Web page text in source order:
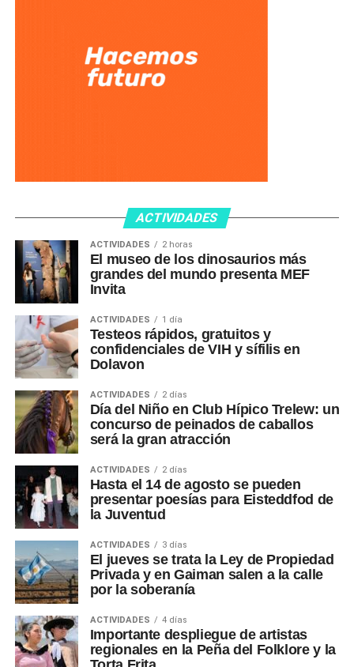
ACTIVIDADES
ACTIVIDADES 2 horas
El museo de los dinosaurios más
grandes del mundo presenta MEF
Invita
ACTIVIDADES 1 día
Testeos rápidos, gratuitos y
confidenciales de VIH y sífilis en
Dolavon
ACTIVIDADES 2 días
Día del Niño en Club Hípico Trelew: un
concurso de peinados de caballos
será la gran atracción
ACTIVIDADES 2 días
Hasta el 14 de agosto se pueden
presentar poesías para Eisteddfod de
la Juventud
ACTIVIDADES 3 días
El jueves se trata la Ley de Propiedad
Privada y en Gaiman salen a la calle
por la soberanía
ACTIVIDADES 4 días
Importante despliegue de artistas
regionales en la Peña del Folklore y la